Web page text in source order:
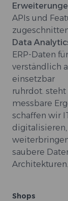
APIs und
Data
ERP-Daten
verständlich
einsetzbar
ruhrdot.
messbare
schaffen wir
saubere
Architekturen.
Shops